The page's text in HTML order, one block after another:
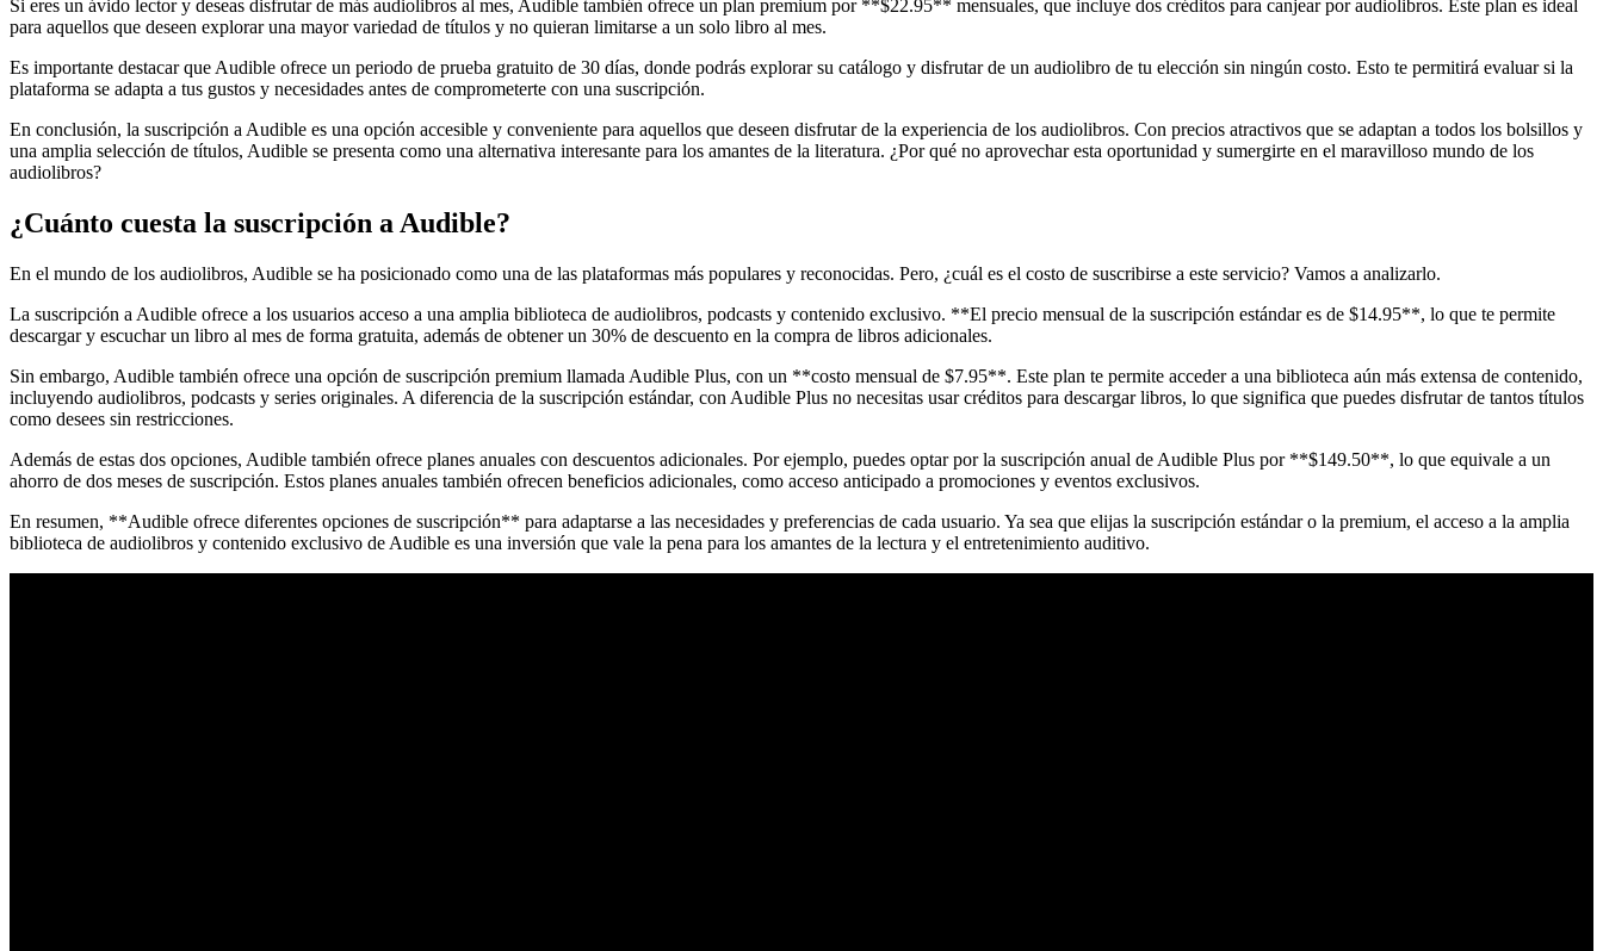
Si eres un ávido lector y deseas disfrutar de más audiolibros al mes, Audible también ofrece un plan premium por **$22.95** mensuales, que incluye dos créditos para canjear por audiolibros. Este plan es ideal
para aquellos que deseen explorar una mayor variedad de títulos y no quieran limitarse a un solo libro al mes.
Es importante destacar que Audible ofrece un periodo de prueba gratuito de 30 días, donde podrás explorar su catálogo y disfrutar de un audiolibro de tu elección sin ningún costo. Esto te permitirá evaluar si la
plataforma se adapta a tus gustos y necesidades antes de comprometerte con una suscripción.
En conclusión, la suscripción a Audible es una opción accesible y conveniente para aquellos que deseen disfrutar de la experiencia de los audiolibros. Con precios atractivos que se adaptan a todos los bolsillos y
una amplia selección de títulos, Audible se presenta como una alternativa interesante para los amantes de la literatura. ¿Por qué no aprovechar esta oportunidad y sumergirte en el maravilloso mundo de los
audiolibros?
¿Cuánto cuesta la suscripción a Audible?
En el mundo de los audiolibros, Audible se ha posicionado como una de las plataformas más populares y reconocidas. Pero, ¿cuál es el costo de suscribirse a este servicio? Vamos a analizarlo.
La suscripción a Audible ofrece a los usuarios acceso a una amplia biblioteca de audiolibros, podcasts y contenido exclusivo. **El precio mensual de la suscripción estándar es de $14.95**, lo que te permite
descargar y escuchar un libro al mes de forma gratuita, además de obtener un 30% de descuento en la compra de libros adicionales.
Sin embargo, Audible también ofrece una opción de suscripción premium llamada Audible Plus, con un **costo mensual de $7.95**. Este plan te permite acceder a una biblioteca aún más extensa de contenido,
incluyendo audiolibros, podcasts y series originales. A diferencia de la suscripción estándar, con Audible Plus no necesitas usar créditos para descargar libros, lo que significa que puedes disfrutar de tantos títulos
como desees sin restricciones.
Además de estas dos opciones, Audible también ofrece planes anuales con descuentos adicionales. Por ejemplo, puedes optar por la suscripción anual de Audible Plus por **$149.50**, lo que equivale a un
ahorro de dos meses de suscripción. Estos planes anuales también ofrecen beneficios adicionales, como acceso anticipado a promociones y eventos exclusivos.
En resumen, **Audible ofrece diferentes opciones de suscripción** para adaptarse a las necesidades y preferencias de cada usuario. Ya sea que elijas la suscripción estándar o la premium, el acceso a la amplia
biblioteca de audiolibros y contenido exclusivo de Audible es una inversión que vale la pena para los amantes de la lectura y el entretenimiento auditivo.